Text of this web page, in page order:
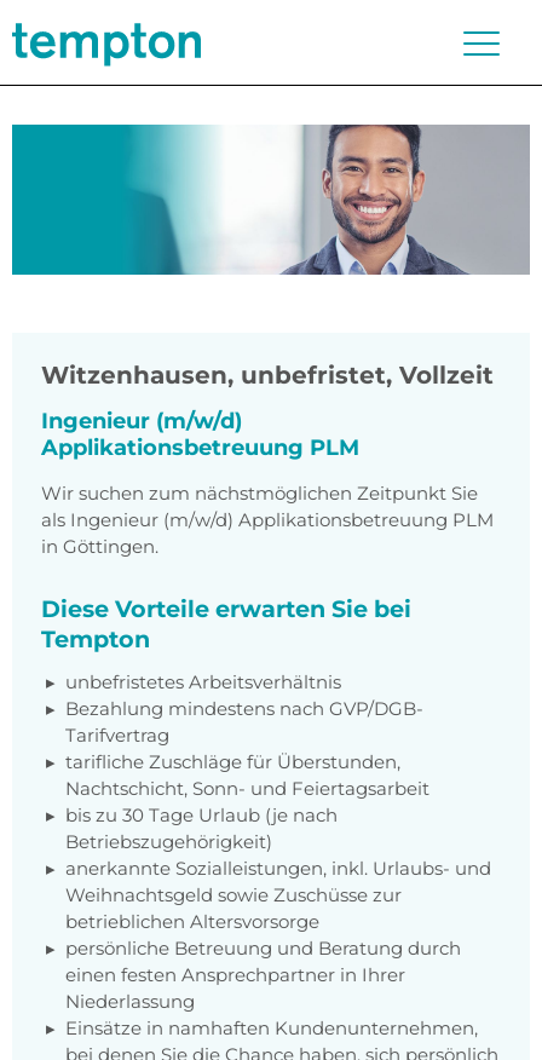
Witzenhausen, unbefristet, Vollzeit
Ingenieur (m/w/d)
Applikationsbetreuung PLM
Wir suchen zum nächstmöglichen Zeitpunkt Sie
als Ingenieur (m/w/d) Applikationsbetreuung PLM
in Göttingen.
Diese Vorteile erwarten Sie bei
Tempton
unbefristetes Arbeitsverhältnis
Bezahlung mindestens nach GVP/DGB-
Tarifvertrag
tarifliche Zuschläge für Überstunden,
Nachtschicht, Sonn- und Feiertagsarbeit
bis zu 30 Tage Urlaub (je nach
Betriebszugehörigkeit)
anerkannte Sozialleistungen, inkl. Urlaubs- und
Weihnachtsgeld sowie Zuschüsse zur
betrieblichen Altersvorsorge
persönliche Betreuung und Beratung durch
einen festen Ansprechpartner in Ihrer
Niederlassung
Einsätze in namhaften Kundenunternehmen,
bei denen Sie die Chance haben, sich persönlich